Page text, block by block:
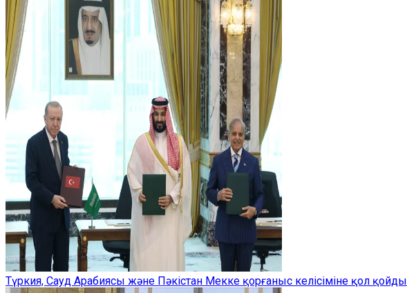
Түркия, Сауд Арабиясы және Пәкістан Мекке қорғаныс келісіміне қол қойды